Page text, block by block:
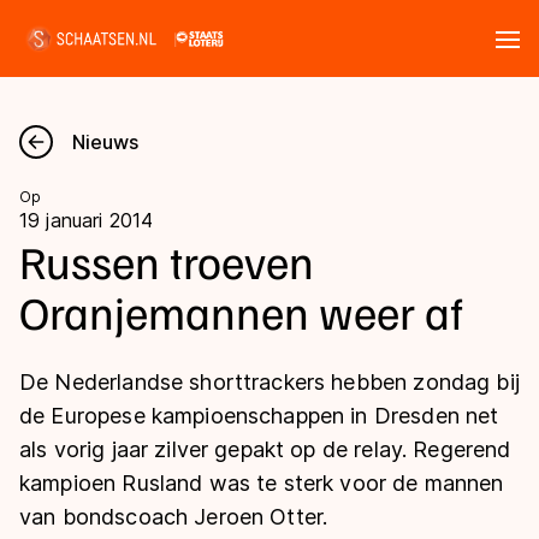
Nieuws
Kalender
Disciplines
Langebaan
Shorttrack
Inlineskaten
Uitslagen
Langebaan
Shorttrack
Marathon
Tijden & historie
Ranglijsten Langebaan
Nieuws
Op
19 januari 2014
Russen troeven
Oranjemannen weer af
De Nederlandse shorttrackers hebben zondag bij
de Europese kampioenschappen in Dresden net
als vorig jaar zilver gepakt op de relay. Regerend
kampioen Rusland was te sterk voor de mannen
van bondscoach Jeroen Otter.